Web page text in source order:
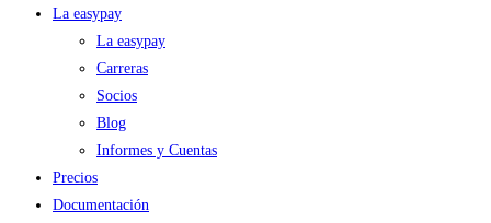
La easypay
La easypay
Carreras
Socios
Blog
Informes y Cuentas
Precios
Documentación